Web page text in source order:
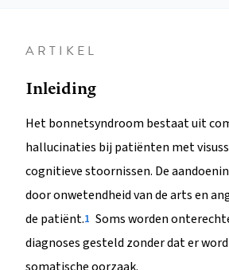
ARTIKEL
Inleiding
Het bonnetsyndroom bestaat uit
hallucinaties bij patiënten met
cognitieve stoornissen. De
door onwetendheid van de arts en
de patiënt.1 Soms worden
diagnoses gesteld zonder dat er